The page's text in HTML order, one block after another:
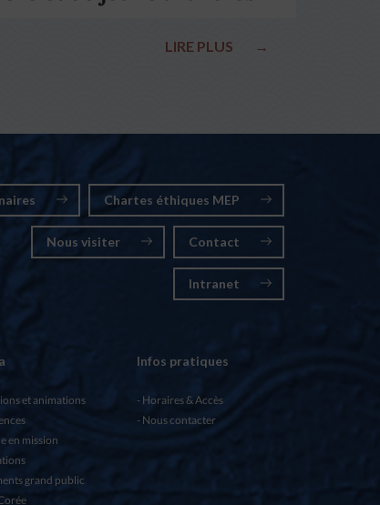
LIRE PLUS →
Chartes éthiques MEP
Nous visiter Contact
Intranet
et animations
en mission
grand public
Infos pratiques
Horaires & Accès
Nous contacter